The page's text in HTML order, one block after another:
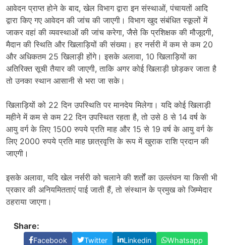
आवेदन प्राप्त होने के बाद, खेल विभाग द्वारा इन संस्थाओं, पंचायतों आदि
द्वारा किए गए आवेदन की जांच की जाएगी। विभाग खुद संबंधित स्कूलों में
जाकर वहां की व्यवस्थाओं की जांच करेगा, जैसे कि प्रशिक्षक की मौजूदगी,
मैदान की स्थिति और खिलाड़ियों की संख्या। हर नर्सरी में कम से कम 20
और अधिकतम 25 खिलाड़ी होंगे। इसके अलावा, 10 खिलाड़ियों का
अतिरिक्त सूची तैयार की जाएगी, ताकि अगर कोई खिलाड़ी छोड़कर जाता है
तो उनका स्थान आसानी से भरा जा सके।
खिलाड़ियों को 22 दिन उपस्थिति पर मानदेय मिलेगा। यदि कोई खिलाड़ी
महीने में कम से कम 22 दिन उपस्थित रहता है, तो उसे 8 से 14 वर्ष के
आयु वर्ग के लिए 1500 रुपये प्रति माह और 15 से 19 वर्ष के आयु वर्ग के
लिए 2000 रुपये प्रति माह छात्रवृत्ति के रूप में खुराक राशि प्रदान की
जाएगी।
इसके अलावा, यदि खेल नर्सरी को चलाने की शर्तों का उल्लंघन या किसी भी
प्रकार की अनियमितताएं पाई जाती हैं, तो संस्थान के प्रमुख को जिम्मेदार
ठहराया जाएगा।
Share:
Facebook Twitter Linkedin
Whatsapp